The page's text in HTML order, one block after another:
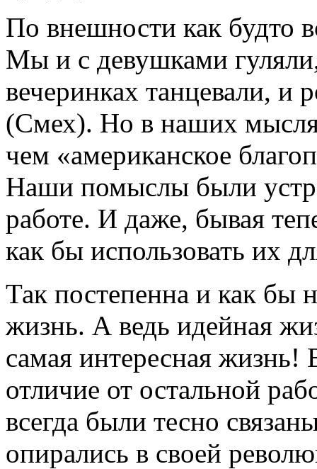
По внешности как будто
Мы и с девушками
вечеринках танцевали, и
(Смех). Но в наших
чем «американское
Наши помыслы были
работе. И даже, бывая
как бы использовать их
Так постепенна и как
жизнь. А ведь идейная
самая интересная жизнь!
отличие от остальной
всегда были тесно
опирались в своей